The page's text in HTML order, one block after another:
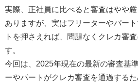
実際、正社員に比べると審査はやや
ありますが、実はフリーターやパー
トを押さえれば、問題なくクレカ審
す。
今回は、2025年現在の最新の審査基
ーやパートがクレカ審査を通過するた